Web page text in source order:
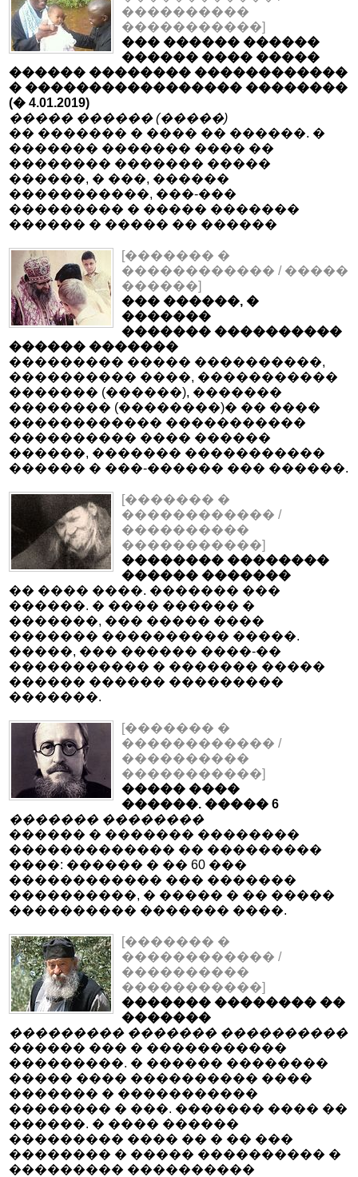
����������
�����������]
��� ������ ������
������ ���� �����
������ �������� ������������
� ����������������� ��������
(� 4.01.2019)
����� ������ (�����)
�� ������� � ���� �� ������. �
������� ������� ���� ��
�������� ������� �����
������, � ���, ������
�����������, ���-���
��������� � ����� �������
������ � ����� �� ������
[������� �
������������ / �����
������]
��� ������, �
�������
������� ����������
������ �������
��������� ����� ����������,
���������� ����, �����������
������� (������), �������
�������� (��������)� �� ����
������������ �����������
���������� ���� ������
������, ������� �����������
������ � ���-������ ��� ������.
[������� �
������������ /
����������
�����������]
�������� ��������
������ �������
�� ���� ����. ������� ���
������. � ���� ������ �
�������, ��� ����� ����
������� ���������� �����.
�����, ��� ������ ����-��
����������� � ������� �����
������ ������ ���������
�������.
[������� �
������������ /
����������
�����������]
����� ����
������. ����� 6
������� ��������
������ � ������� ��������
������������� �� ���������
����: ������ � �� 60 ���
������������ ��� �������
����������, � ����� � �� �����
���������� ������� ����.
[������� �
������������ /
����������
�����������]
������� �������� ��
�������
��������� ������� ����������
������ ��� � �����������
���������. � ������ ��������
����� ���� ���������� ����
������� � �����������
�������� � ���. ������� ���� ��
������. � ���� ������
��������� ���� �� � �� ���
�������� � ����� ���������� �
��������� ����������